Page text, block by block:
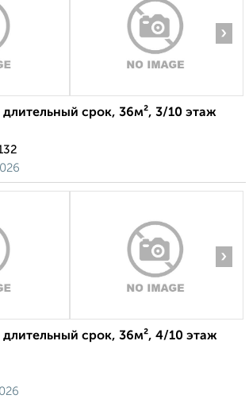
›
длительный срок, 36м², 3/10 этаж
›
длительный срок, 36м², 4/10 этаж